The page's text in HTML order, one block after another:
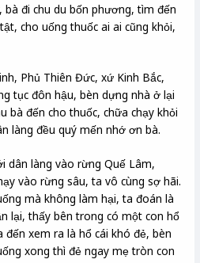
đi chu du bốn phương, tìm đến
cho uống thuốc ai ai cũng khỏi,
Phủ Thiên Đức, xứ Kinh Bắc,
tục đôn hậu, bèn dựng nhà ở lại
bà đến cho thuốc, chữa chạy khỏi
làng đều quý mến nhớ ơn bà.
dân làng vào rừng Quế Lâm,
vào rừng sâu, ta vô cùng sợ hãi.
mà không làm hại, ta đoán là
lại, thấy bên trong có một con hổ
đến xem ra là hổ cái khó đẻ, bèn
xong thì đẻ ngay mẹ tròn con